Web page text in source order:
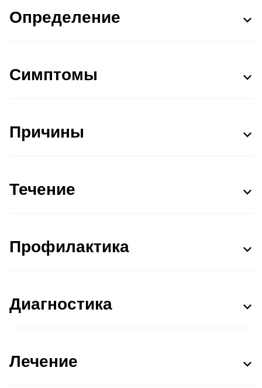
Определение
Симптомы
Причины
Течение
Профилактика
Диагностика
Лечение